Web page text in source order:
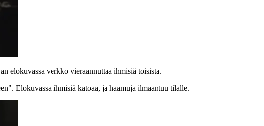
elokuvassa verkko vieraannuttaa ihmisiä toisista.
Elokuvassa ihmisiä katoaa, ja haamuja ilmaantuu tilalle.